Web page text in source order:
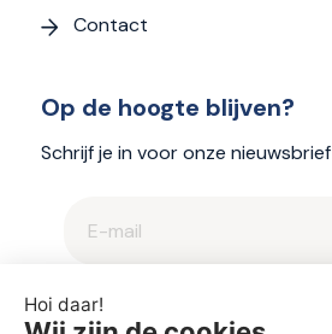
Contact
Op de hoogte blijven?
Schrijf je in voor onze nieuwsbrief